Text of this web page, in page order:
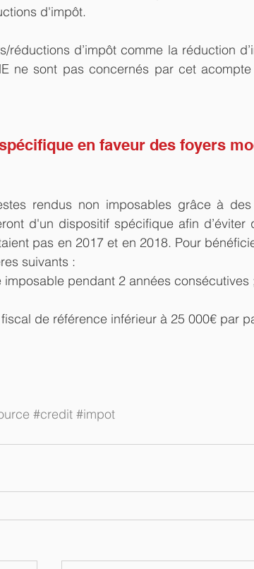
d'impôt.
réductions d’impôt comme la réduction
ne sont pas concernés par cet
en faveur des foyers
rendus non imposables grâce à
d'un dispositif spécifique afin d’éviter
pas en 2017 et en 2018. Pour
suivants :
imposable pendant 2 années consécutives
de référence inférieur à 25 000€ par
#credit #impot